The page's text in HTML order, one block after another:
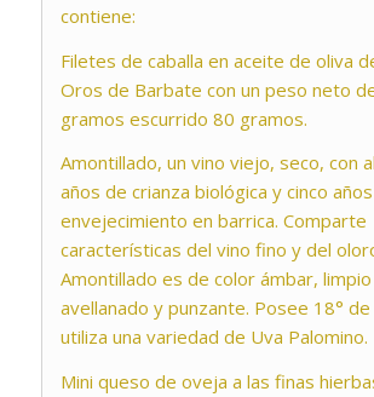
contiene:
Filetes de caballa en aceite de oliva
Oros de Barbate con un peso neto
gramos escurrido 80 gramos.
Amontillado, un vino viejo, seco, con
años de crianza biológica y cinco
envejecimiento en barrica. Comparte
características del vino fino y del
Amontillado es de color ámbar,
avellanado y punzante. Posee 18° de
utiliza una variedad de Uva Palomino.
Mini queso de oveja a las finas